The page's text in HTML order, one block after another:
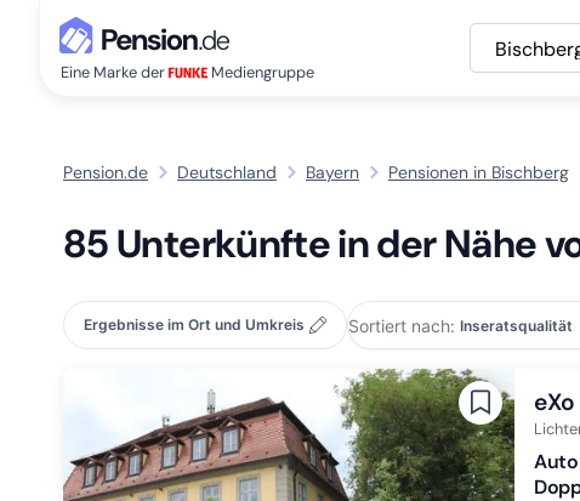
Eine Marke der Mediengruppe
Pension.de Deutschland Bayern Pensionen in Bischberg
85 Unterkünfte in der Nähe
Ergebnisse im Ort und Umkreis Sortiert nach: